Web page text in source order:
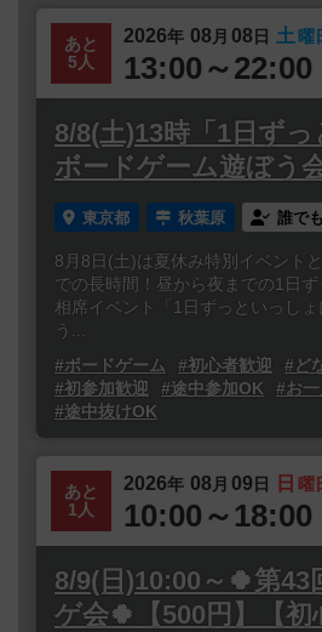
あと
5人
2026年 08 月 08日 土曜
13:00～22:00
8/8(土)13時「1日ず
ボードゲーム遊ぼう
東京都 秋葉原 誰で
8月8日(土)は夏休み特別イベント
での長時間！昼から夜までの1日
相席イベント「1日ずっといっし
う...
#ボードゲーム
#初心者歓迎
#ど
#初参加歓迎
#途中参加OK
#お
#途中抜けOK
あと
1人
2026年 08 月 09日 日 曜
10:00～18:00
8/9(日)10:00～🍀第43
ゲ会🍀【500円】【初